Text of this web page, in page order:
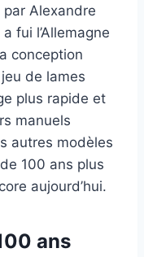
Alexandre
fui l’Allemagne
conception
de lames
plus rapide et
manuels
autres modèles
100 ans plus
aujourd’hui.
ans